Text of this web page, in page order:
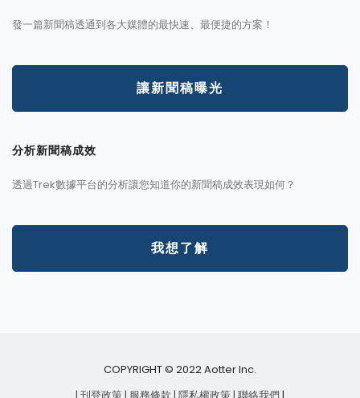
發一篇新聞稿透通到各大媒體的最快速、最便捷的方案！
讓新聞稿曝光
分析新聞稿成效
透過Trek數據平台的分析讓您知道你的新聞稿成效表現如何？
我想了解
COPYRIGHT © 2022 Aotter Inc.